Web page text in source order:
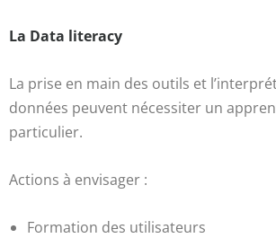
La Data literacy
La prise en main des outils et
données peuvent nécessiter un
particulier.
Actions à envisager :
Formation des utilisateurs